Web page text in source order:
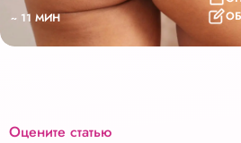
~ 11 МИН
Оцените статью